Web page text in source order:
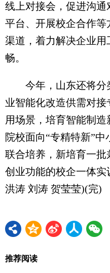
线上对接会，促进沟
平台、开展校企合作等
渠道，着力解决企业
畅。
今年，山东还将分
业智能化改造供需对接
用场景，培育智能制
院校面向“专精特新”中
联合培养，新培育一批
创业功能的校企一体
洪涛 刘涛 贺莹莹)(完)
推荐阅读